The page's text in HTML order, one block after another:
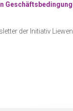
der Initiativ